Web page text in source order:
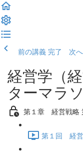
前の講義 完了 次へ
経営学（
ターマラ
第１章 経営戦略
第１回 経